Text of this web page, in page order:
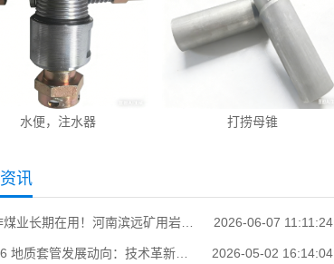
水便，注水器 打捞母锥
讯
2026-06-07 11:11:24
2026-05-02 16:14:04